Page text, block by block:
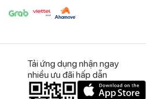
tai và
Tải ứng dụng nhận ngay
nhiều ưu đãi hấp dẫn